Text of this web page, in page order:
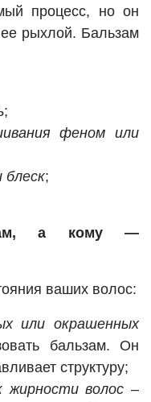
процесс, но он
рыхлой. Бальзам
;
феном или
;
а кому —
ваших волос:
или окрашенных
бальзам. Он
структуру;
жирности волос –